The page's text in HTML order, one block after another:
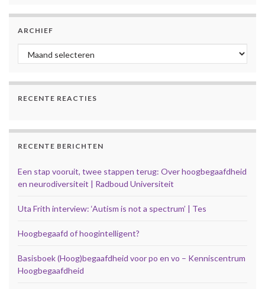
ARCHIEF
Archief
RECENTE REACTIES
RECENTE BERICHTEN
Een stap vooruit, twee stappen terug: Over hoogbegaafdheid
en neurodiversiteit | Radboud Universiteit
Uta Frith interview: ‘Autism is not a spectrum’ | Tes
Hoogbegaafd of hoogintelligent?
Basisboek (Hoog)begaafdheid voor po en vo – Kenniscentrum
Hoogbegaafdheid